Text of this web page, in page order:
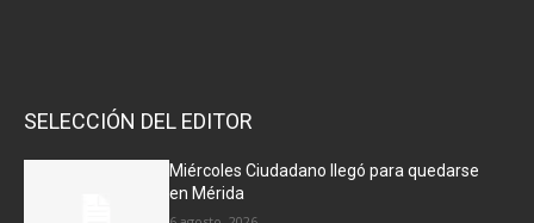
SELECCIÓN DEL EDITOR
Miércoles Ciudadano llegó para quedarse
en Mérida